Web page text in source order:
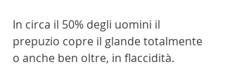
In circa il 50% degli uomini il
prepuzio copre il glande totalmente
o anche ben oltre, in flaccidità.